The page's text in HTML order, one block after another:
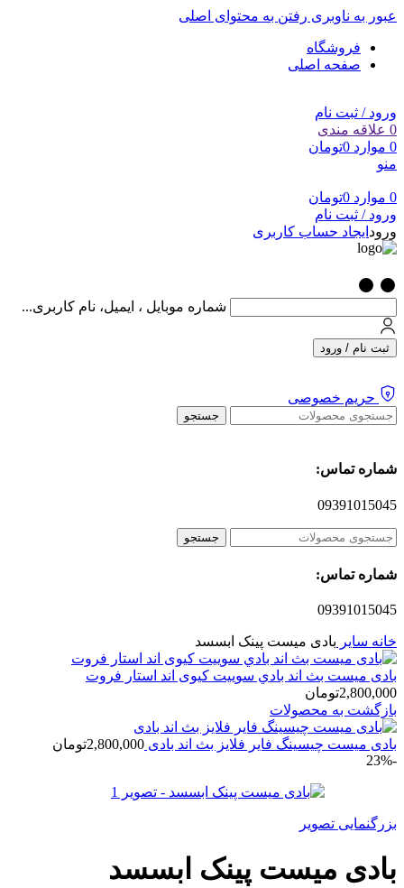
عبور به ناوبری رفتن به محتوای اصلی
فروشگاه
صفحه اصلی
ورود / ثبت نام
0 علاقه مندی
0 موارد 0تومان
منو
0 موارد 0تومان
ورود / ثبت نام
ورود ایجاد حساب کاربری
شماره موبایل ، ایمیل، نام کاربری...
ثبت نام / ورود
حریم خصوصی
جستجو
شماره تماس:
09391015045
جستجو
شماره تماس:
09391015045
خانه سایر بادی میست پینک ابسسد
بادی میست بث اند بادي سوییت‌ کیوی اند استار فروت
2,800,000تومان
بازگشت به محصولات
بادی میست چیسینگ فایر فلایز بث اند بادی 2,800,000تومان
-23%
بزرگنمایی تصویر
بادی میست پینک ابسسد